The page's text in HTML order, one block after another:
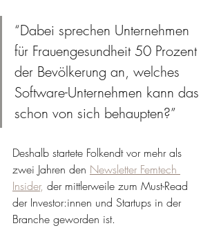
“Dabei sprechen Unternehmen
für Frauengesundheit 50 Prozent
der Bevölkerung an, welches
Software-Unternehmen kann das
schon von sich behaupten?”
Deshalb startete Folkendt vor mehr als
zwei Jahren den Newsletter Femtech
Insider, der mittlerweile zum Must-Read
der Investor:innen und Startups in der
Branche geworden ist.